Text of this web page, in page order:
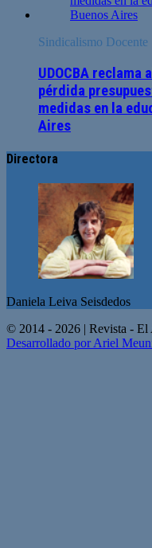
Sindicalismo Docente
UDOCBA reclama
pérdida
medidas en la
Aires
Directora
Daniela Leiva Seisdedos
© 2014 - 2026 | Revista -
Desarrollado por Ariel